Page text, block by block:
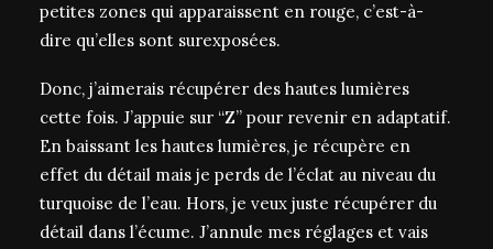
petites zones qui apparaissent en rouge, c’est-à-
dire qu’elles sont surexposées.
Donc, j’aimerais récupérer des hautes lumières
cette fois. J’appuie sur “Z” pour revenir en adaptatif.
En baissant les hautes lumières, je récupère en
effet du détail mais je perds de l’éclat au niveau du
turquoise de l’eau. Hors, je veux juste récupérer du
détail dans l’écume. J’annule mes réglages et vais